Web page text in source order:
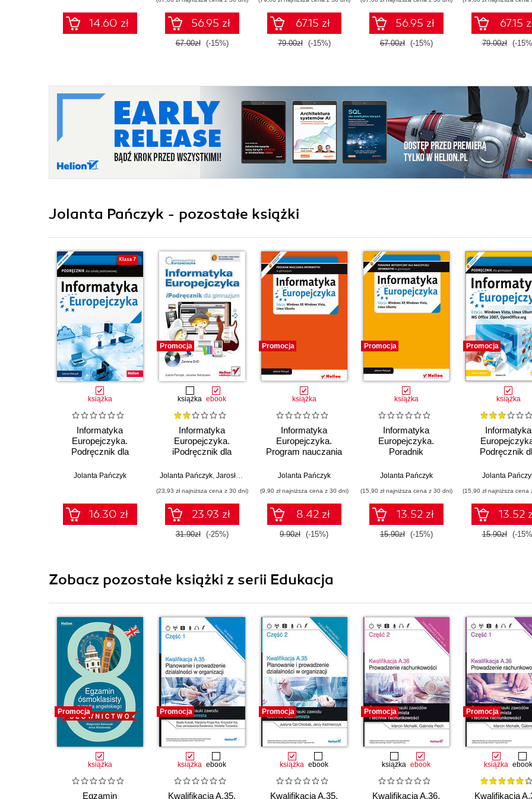
14.60 zł
numerem
dopuszczenia)
56.95 zł
67.00zł (-15%)
numerem
dopuszczenia)
67.15 zł
79.00zł (-15%)
56.95 zł
67.00zł (-15%)
67.15
79.00zł (-
Jolanta Pańczyk - pozostałe książki
książka
Informatyka
Europejczyka.
Podręcznik dla
Klasa 7 (Wydanie II)
Jolanta Pańczyk
16.30 zł
Promocja
książka ebook
Informatyka
Europejczyka.
iPodręcznik dla
Jolanta Pańczyk, Jarosław Skłodowski
(23,93 zł najniższa cena z 30 dni)
23.93 zł
31.90zł (-25%)
Promocja
książka
Informatyka
Europejczyka.
Program nauczania
gimnazjum. Edycja:
Windows Vista, Linux
Ubuntu (wydanie IV)
Jolanta Pańczyk
(9,90 zł najniższa cena z 30 dni)
8.42 zł
9.90zł (-15%)
Promocja
książka
Informatyka
Europejczyka.
Poradnik
nauczycieli
gimnazjum. Edycja:
Windows XP,
Windows Vista, Linux
Ubuntu (wydanie IV)
Jolanta Pańczyk
(15,90 zł najniższa cena z 30 dni)
13.52 zł
15.90zł (-15%)
Promocja
książka
Informatyka
Podręcznik
Windows Vista,
2007,
(wydanie III)
Jolanta
(15,90 zł najniższa cena
13.52
15.90zł (-
Zobacz pozostałe książki z serii Edukacja
Promocja
książka
Egzamin
Promocja
książka ebook
Kwalifikacja A.35.
Promocja
książka ebook
Kwalifikacja A.35.
Promocja
książka ebook
Kwalifikacja A.36.
Promocja
książka ebook
Kwalifikacja